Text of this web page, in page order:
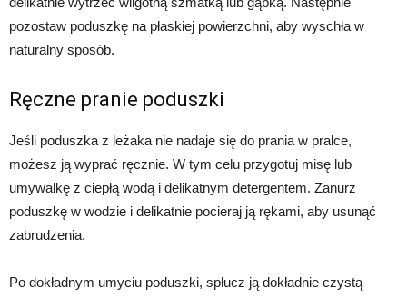
pozostaw poduszkę na płaskiej powierzchni, aby wyschła w
naturalny sposób.
Ręczne pranie poduszki
Jeśli poduszka z leżaka nie nadaje się do prania w pralce,
możesz ją wyprać ręcznie. W tym celu przygotuj misę lub
umywalkę z ciepłą wodą i delikatnym detergentem. Zanurz
poduszkę w wodzie i delikatnie pocieraj ją rękami, aby usunąć
zabrudzenia.
Po dokładnym umyciu poduszki, spłucz ją dokładnie czystą